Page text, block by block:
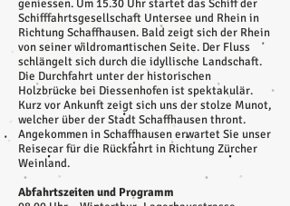
geniessen. Um 15.30 Uhr startet das Schiff der
Schifffahrtsgesellschaft Untersee und Rhein in
Richtung Schaffhausen. Bald zeigt sich der Rhein
von seiner wildromantischen Seite. Der Fluss
schlängelt sich durch die idyllische Landschaft.
Die Durchfahrt unter der historischen
Holzbrücke bei Diessenhofenist spektakulär.
Kurz vor Ankunft zeigt sich uns der stolze Munot,
welcher über der Stadt Schaffhausen thront.
Angekommen in Schaffhausen erwartet Sie unser
Reisecar für die Rückfahrt in Richtung Zürcher
Weinland.
Abfahrtszeiten und Programm